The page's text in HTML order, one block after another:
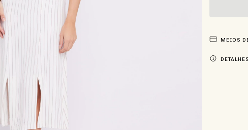
MEIOS